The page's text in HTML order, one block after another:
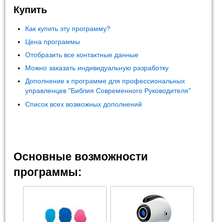
Купить
Как купить эту программу?
Цена программы
Отобразить все контактные данные
Можно заказать индивидуальную разработку
Дополнение к программе для профессиональных
управленцев "Библия Современного Руководителя"
Список всех возможных дополнений
Основные возможности
программы: